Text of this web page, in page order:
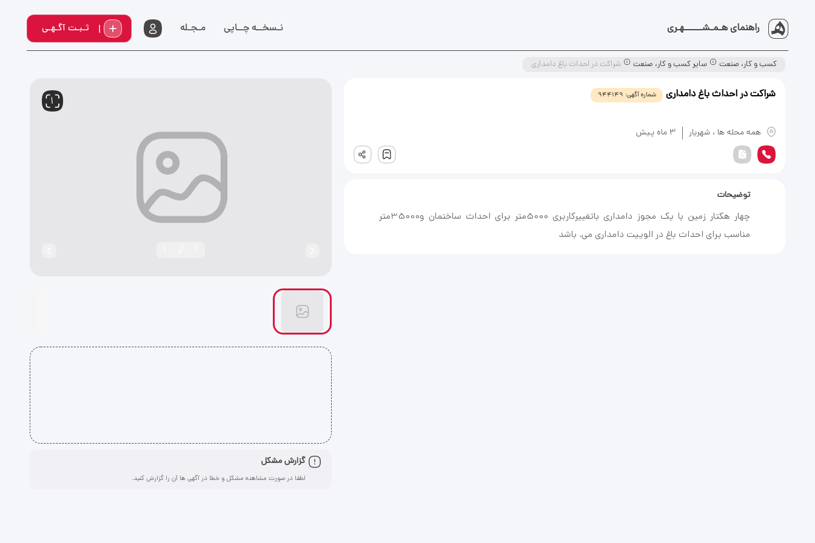
راهنمای هـمـشــــــهـری نـسخــه چــاپي مـجـله ثـبـت آگـهـی
کسب و کار، صنعت سایر کسب و کار، صنعت شراکت در احداث باغ دامداری
1
گزارش مشکل
لطفا در صورت مشاهده مشکل و خطا در آگهی ها آن را گزارش کنید.
شراکت در احداث باغ دامداری شماره آگهی: 944149
همه محله ها ، شهریار 3 ماه پیش
ثبت
توضیحات
چهار هکتار زمین با یک مجوز دامداری باتغییرکاربری 5000متر برای احداث ساختمان و35000متر
مناسب برای احداث باغ در الوییت دامداری می. باشد